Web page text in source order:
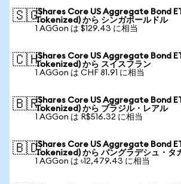
🇸🇬iShares Core US Aggregate Bond
Tokenized) から シンガポールドル
1 AGGon は $129.43 に相当
🇨🇭iShares Core US Aggregate Bond
Tokenized) から スイスフラン
1 AGGon は CHF 81.91 に相当
🇧🇷iShares Core US Aggregate Bond
Tokenized) から ブラジル・レアル
1 AGGon は R$516.32 に相当
🇧🇩iShares Core US Aggregate Bond
Tokenized) から バングラデシュ・タ
1 AGGon は ৳12,479.43 に相当